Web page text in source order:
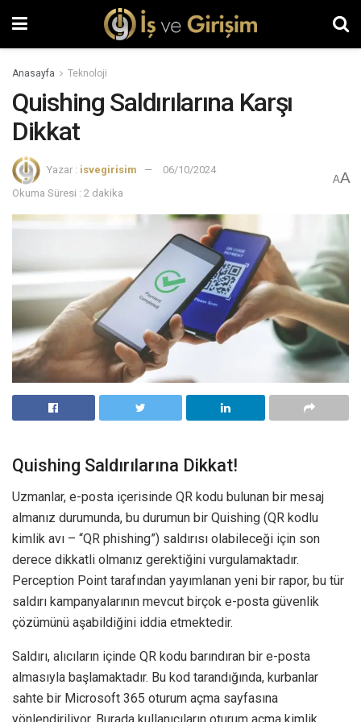
Anasayfa Teknoloji
Quishing Saldırılarına Karşı
Dikkat
Yazar : isvegirisim
06/10/2024
Okuma Süresi : 2 dakika
AA
Quishing Saldırılarına Dikkat!
Uzmanlar, e-posta içerisinde QR kodu bulunan bir mesaj
almanız durumunda, bu durumun bir Quishing (QR kodlu
kimlik avı – “QR phishing”) saldırısı olabileceği için son
derece dikkatli olmanız gerektiğini vurgulamaktadır.
Perception Point tarafından yayımlanan yeni bir rapor, bu tür
saldırı kampanyalarının mevcut birçok e-posta güvenlik
çözümünü aşabildiğini iddia etmektedir.
Saldırı, alıcıların içinde QR kodu barındıran bir e-posta
almasıyla başlamaktadır. Bu kod tarandığında, kurbanlar
sahte bir Microsoft 365 oturum açma sayfasına